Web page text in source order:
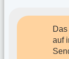
auf